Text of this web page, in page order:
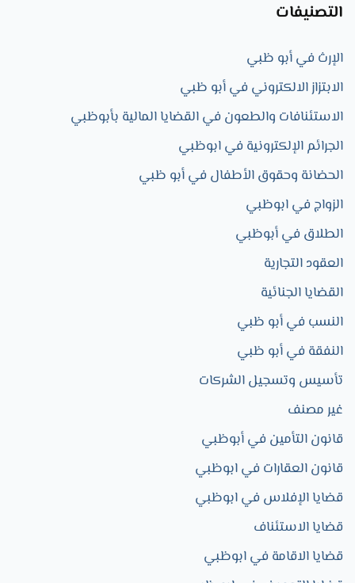
التصنيفات
الإرث في أبو ظبي
الابتزاز الالكتروني في أبو ظبي
الاستئنافات والطعون في القضايا المالية بأبوظبي
الجرائم الإلكترونية في ابوظبي
الحضانة وحقوق الأطفال في أبو ظبي
الزواج في ابوظبي​
الطلاق في أبوظبي
العقود التجارية​
القضايا الجنائية
النسب في أبو ظبي
النفقة في أبو ظبي
تأسيس وتسجيل الشركات
غير مصنف
قانون التأمين في أبوظبي
قانون العقارات في ابوظبي
قضايا الإفلاس في ابوظبي
قضايا الاستئناف
قضايا الاقامة في ابوظبي